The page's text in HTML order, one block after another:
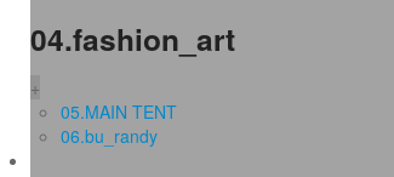
04.fashion_art
+
05.MAIN TENT
06.bu_randy